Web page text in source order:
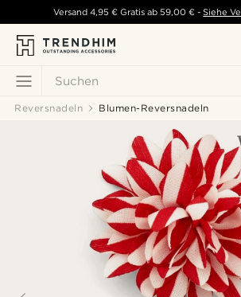
Suchen
Versand 4,95 € Gratis ab59,00 € - Siehe
Reversnadeln Blumen-Reversnadeln